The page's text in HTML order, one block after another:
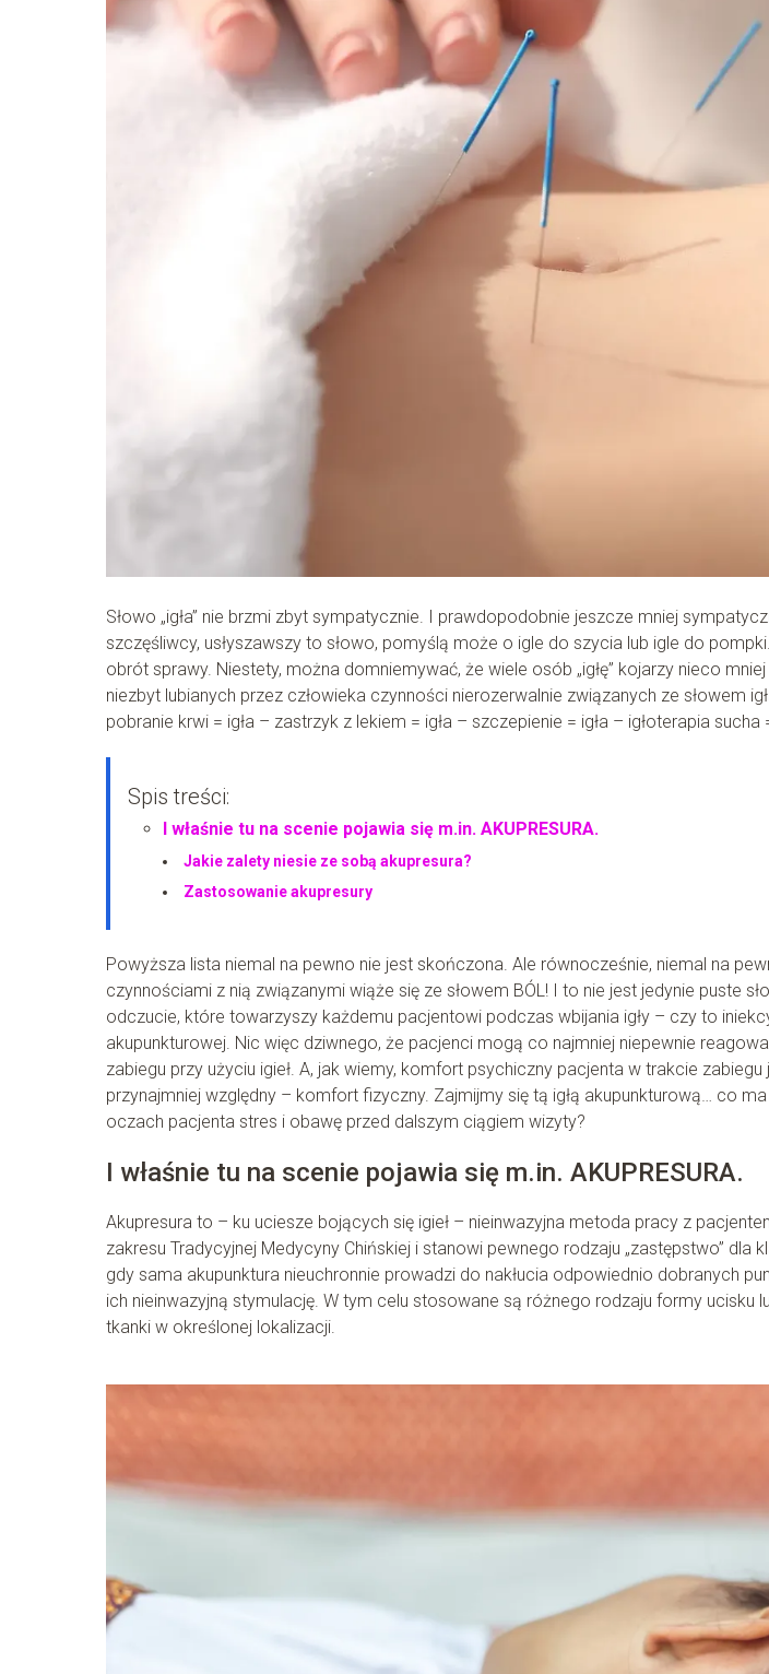
Słowo „igła” nie brzmi zbyt sympatycznie. I prawdopodobnie jeszcze mniej
szczęśliwcy, usłyszawszy to słowo, pomyślą może o igle do szycia lub igle do
obrót sprawy. Niestety, można domniemywać, że wiele osób „igłę” kojarzy nieco
niezbyt lubianych przez człowieka czynności nierozerwalnie związanych ze słowem
pobranie krwi = igła – zastrzyk z lekiem = igła – szczepienie = igła – igłoterapia sucha
Spis treści:
I właśnie tu na scenie pojawia się m.in. AKUPRESURA.
Jakie zalety niesie ze sobą akupresura?
Zastosowanie akupresury
Powyższa lista niemal na pewno nie jest skończona. Ale równocześnie, niemal na
czynnościami z nią związanymi wiąże się ze słowem BÓL! I to nie jest jedynie puste
odczucie, które towarzyszy każdemu pacjentowi podczas wbijania igły – czy to
akupunkturowej. Nic więc dziwnego, że pacjenci mogą co najmniej niepewnie
zabiegu przy użyciu igieł. A, jak wiemy, komfort psychiczny pacjenta w trakcie zabiegu
przynajmniej względny – komfort fizyczny. Zajmijmy się tą igłą akupunkturową… co
oczach pacjenta stres i obawę przed dalszym ciągiem wizyty?
I właśnie tu na scenie pojawia się m.in. AKUPRESURA.
Akupresura to – ku uciesze bojących się igieł – nieinwazyjna metoda pracy z
zakresu Tradycyjnej Medycyny Chińskiej i stanowi pewnego rodzaju „zastępstwo” dla
gdy sama akupunktura nieuchronnie prowadzi do nakłucia odpowiednio dobranych
ich nieinwazyjną stymulację. W tym celu stosowane są różnego rodzaju formy ucisku
tkanki w określonej lokalizacji.